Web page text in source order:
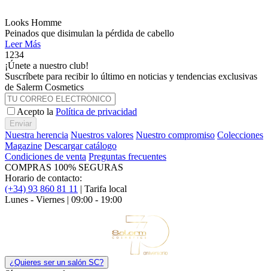
Looks Homme
Peinados que disimulan la pérdida de cabello
Leer Más
1 234
¡Únete a nuestro club!
Suscríbete para recibir lo último en noticias y tendencias exclusivas
de Salerm Cosmetics
Acepto la Política de privacidad
Enviar
Nuestra herencia Nuestros valores Nuestro compromiso Colecciones
Magazine Descargar catálogo
Condiciones de venta Preguntas frecuentes
COMPRAS 100% SEGURAS
Horario de contacto:
(+34) 93 860 81 11 | Tarifa local
Lunes - Viernes | 09:00 - 19:00
¿Quieres ser un salón SC?